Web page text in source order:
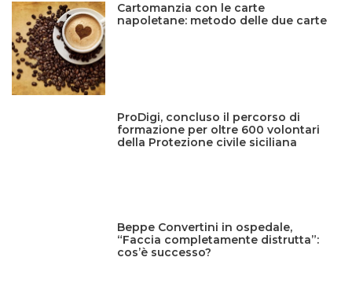
Cartomanzia con le carte
napoletane: metodo delle due carte
ProDigi, concluso il percorso di
formazione per oltre 600 volontari
della Protezione civile siciliana
Beppe Convertini in ospedale,
“Faccia completamente distrutta”:
cos’è successo?